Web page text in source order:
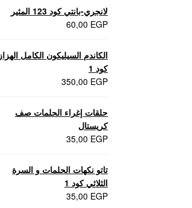
لانجري-بانتي كود 123 المثير
60,00 EGP
الكاندم السيليكون الكامل الهزاز
كود 1
350,00 EGP
حلقات إغراء الحلمات صف
كريستال
35,00 EGP
تاتو نكهات الحلمات و السرة
الثلاثي كود 1
35,00 EGP